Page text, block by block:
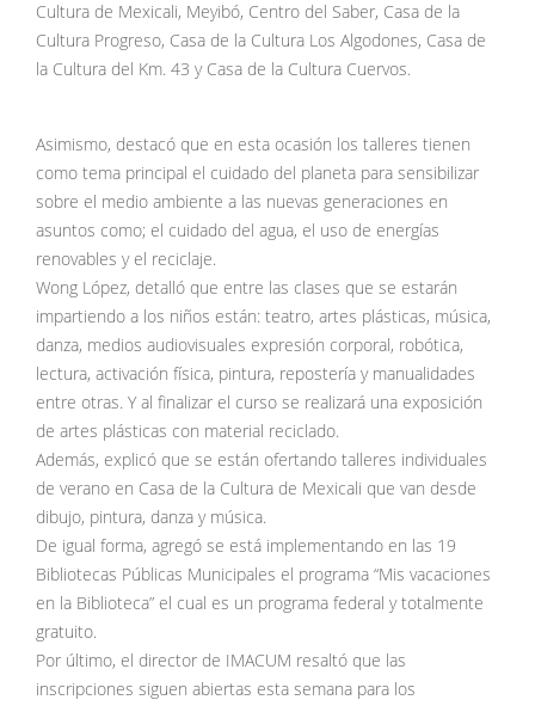
Cultura de Mexicali, Meyibó, Centro del Saber, Casa de la
Cultura Progreso, Casa de la Cultura Los Algodones, Casa de
la Cultura del Km. 43 y Casa de la Cultura Cuervos.
Asimismo, destacó que en esta ocasión los talleres tienen
como tema principal el cuidado del planeta para sensibilizar
sobre el medio ambiente a las nuevas generaciones en
asuntos como; el cuidado del agua, el uso de energías
renovables y el reciclaje.
Wong López, detalló que entre las clases que se estarán
impartiendo a los niños están: teatro, artes plásticas, música,
danza, medios audiovisuales expresión corporal, robótica,
lectura, activación física, pintura, repostería y manualidades
entre otras. Y al finalizar el curso se realizará una exposición
de artes plásticas con material reciclado.
Además, explicó que se están ofertando talleres individuales
de verano en Casa de la Cultura de Mexicali que van desde
dibujo, pintura, danza y música.
De igual forma, agregó se está implementando en las 19
Bibliotecas Públicas Municipales el programa “Mis vacaciones
en la Biblioteca” el cual es un programa federal y totalmente
gratuito.
Por último, el director de IMACUM resaltó que las
inscripciones siguen abiertas esta semana para los